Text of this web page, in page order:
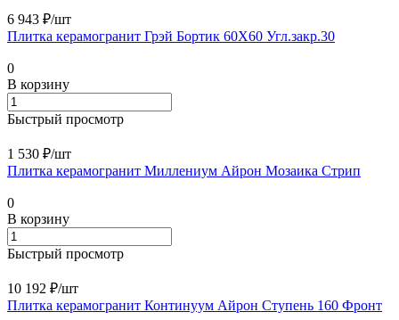
6 943 ₽/шт
Плитка керамогранит Грэй Бортик 60X60 Угл.закр.30
0
В корзину
Быстрый просмотр
1 530 ₽/шт
Плитка керамогранит Миллениум Айрон Мозаика Стрип
0
В корзину
Быстрый просмотр
10 192 ₽/шт
Плитка керамогранит Континуум Айрон Ступень 160 Фронт